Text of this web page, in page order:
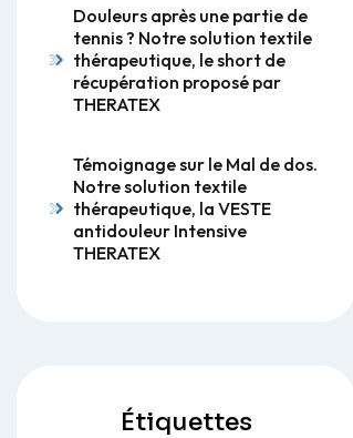
Douleurs après une partie de
tennis ? Notre solution textile
thérapeutique, le short de
récupération proposé par
THERATEX
Témoignage sur le Mal de dos.
Notre solution textile
thérapeutique, la VESTE
antidouleur Intensive
THERATEX
Étiquettes